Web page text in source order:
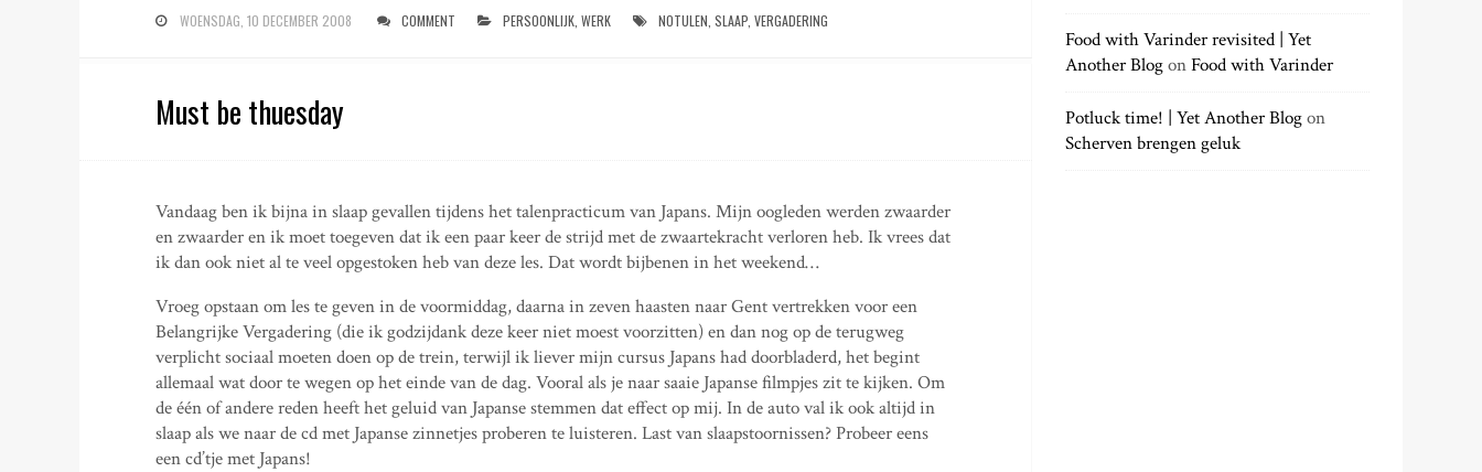
WOENSDAG, 10 DECEMBER 2008 COMMENT PERSOONLIJK ,WERK NOTULEN ,SLAAP ,VERGADERING
Must be thuesday
Vandaag ben ik bijna in slaap gevallen tijdens het talenpracticum van Japans. Mijn oogleden werden zwaarder
en zwaarder en ik moet toegeven dat ik een paar keer de strijd met de zwaartekracht verloren heb. Ik vrees dat
ik dan ook niet al te veel opgestoken heb van deze les. Dat wordt bijbenen in het weekend…
Vroeg opstaan om les te geven in de voormiddag, daarna in zeven haasten naar Gent vertrekken voor een
Belangrijke Vergadering (die ik godzijdank deze keer niet moest voorzitten) en dan nog op de terugweg
verplicht sociaal moeten doen op de trein, terwijl ik liever mijn cursus Japans had doorbladerd, het begint
allemaal wat door te wegen op het einde van de dag. Vooral als je naar saaie Japanse filmpjes zit te kijken. Om
de één of andere reden heeft het geluid van Japanse stemmen dat effect op mij. In de auto val ik ook altijd in
slaap als we naar de cd met Japanse zinnetjes proberen te luisteren. Last van slaapstoornissen? Probeer eens
een cd’tje met Japans!
Food with Varinder revisited | Yet
Another BlogonFood with Varinder
Potluck time! | Yet Another Blogon
Scherven brengen geluk